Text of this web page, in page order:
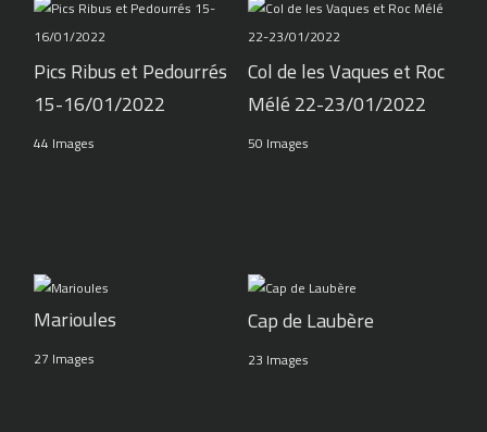
Pics Ribus et Pedourrés
15-16/01/2022
44 Images
Col de les Vaques et Roc
Mélé 22-23/01/2022
50 Images
Marioules
27 Images
Cap de Laubère
23 Images